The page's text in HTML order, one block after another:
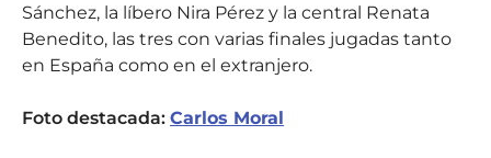
Sánchez, la líbero Nira Pérez y la central Renata
Benedito, las tres con varias finales jugadas tanto
en España como en el extranjero.
Foto destacada: Carlos Moral